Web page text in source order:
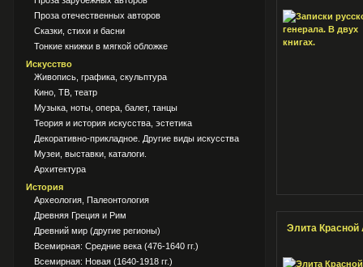
Проза отечественных авторов
Сказки, стихи и басни
Тонкие книжки в мягкой обложке
Искусство
Живопись, графика, скульптура
Кино, ТВ, театр
Музыка, ноты, опера, балет, танцы
Теория и история искусства, эстетика
Декоративно-прикладное. Другие виды искусства
Музеи, выставки, каталоги.
Архитектура
История
Археология, Палеонтология
Древняя Греция и Рим
Древний мир (другие регионы)
Всемирная: Средние века (476-1640 гг.)
Всемирная: Новая (1640-1918 гг.)
Элита